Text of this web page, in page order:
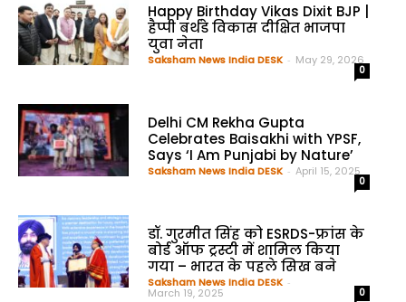
Happy Birthday Vikas Dixit BJP |
हैप्पी बर्थडे विकास दीक्षित भाजपा
युवा नेता
Saksham News India DESK - May 29, 2026
0
Delhi CM Rekha Gupta
Celebrates Baisakhi with YPSF,
Says ‘I Am Punjabi by Nature’
Saksham News India DESK - April 15, 2025
0
डॉ. गुरमीत सिंह को ESRDS-फ्रांस के
बोर्ड ऑफ ट्रस्टी में शामिल किया
गया – भारत के पहले सिख बने
Saksham News India DESK -
March 19, 2025 0